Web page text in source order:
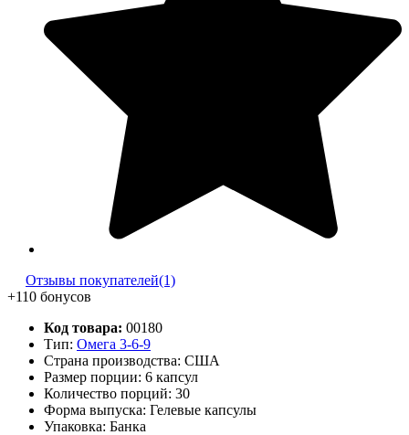
Отзывы покупателей(1)
+110 бонусов
Код товара: 00180
Тип: Омега 3-6-9
Страна производства: США
Размер порции: 6 капсул
Количество порций: 30
Форма выпуска: Гелевые капсулы
Упаковка: Банка